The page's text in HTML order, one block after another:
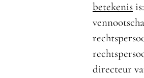
betekenis
directeur